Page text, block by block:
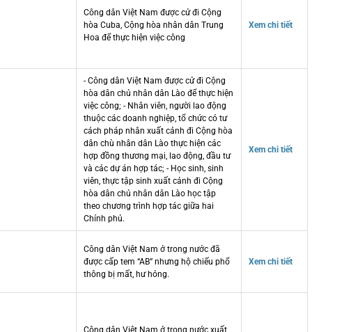
Công dân Việt Nam được cử đi Cộng
hòa Cuba, Cộng hòa nhân dân Trung
Hoa để thực hiện việc công
Xem chi tiết
- Công dân Việt Nam được cử đi Cộng
hòa dân chủ nhân dân Lào để thực hiện
việc công; - Nhân viên, người lao động
thuộc các doanh nghiệp, tổ chức có tư
cách pháp nhân xuất cảnh đi Cộng hòa
dân chù nhân dân Lào thực hiện các
hợp đồng thương mại, lao động, đầu tư
và các dự án hợp tác; - Học sinh, sinh
viên, thực tập sinh xuất cảnh đi Cộng
hòa dân chủ nhân dân Lào học tập
theo chương trình hợp tác giữa hai
Chính phủ.
Xem chi tiết
Công dân Việt Nam ở trong nước đã
được cấp tem “AB” nhưng hộ chiếu phổ
thông bị mất, hư hỏng.
Xem chi tiết
Công dân Việt Nam ở trong nước xuất